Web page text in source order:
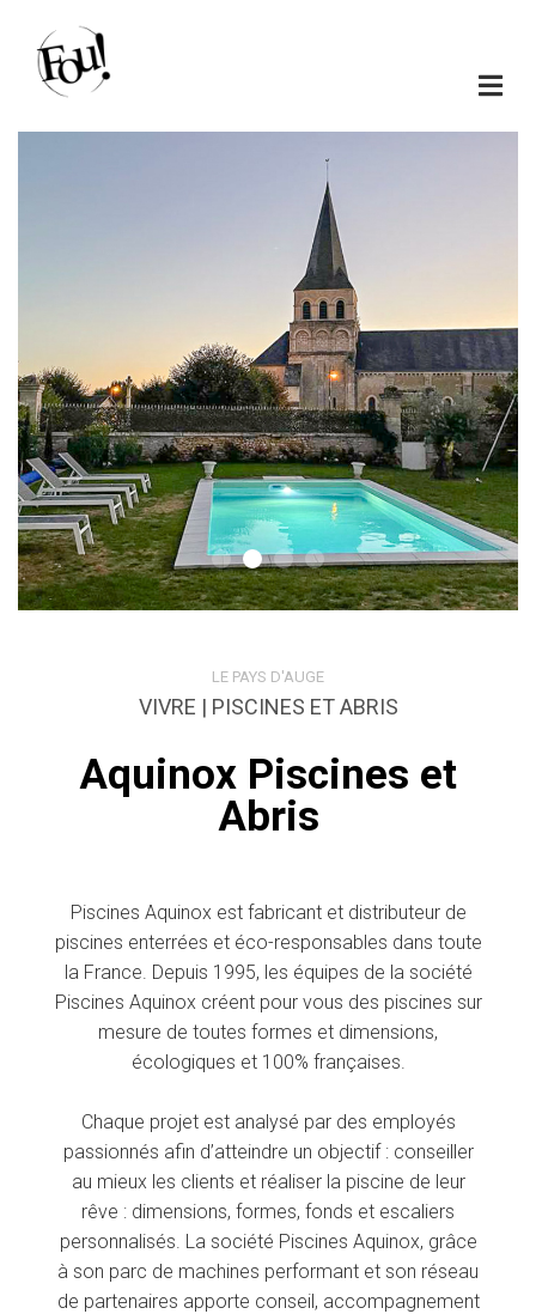
LE PAYS D'AUGE
VIVRE | PISCINES ET ABRIS
Aquinox Piscines et
Abris
Piscines Aquinox est fabricant et distributeur de
piscines enterrées et éco-responsables dans toute
la France. Depuis 1995, les équipes de la société
Piscines Aquinox créent pour vous des piscines sur
mesure de toutes formes et dimensions,
écologiques et 100% françaises.
Chaque projet est analysé par des employés
passionnés afin d’atteindre un objectif : conseiller
au mieux les clients et réaliser la piscine de leur
rêve : dimensions, formes, fonds et escaliers
personnalisés. La société Piscines Aquinox, grâce
à son parc de machines performant et son réseau
de partenaires apporte conseil, accompagnement